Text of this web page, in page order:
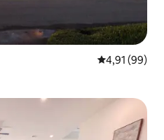
Prosječna
4,91 (99)